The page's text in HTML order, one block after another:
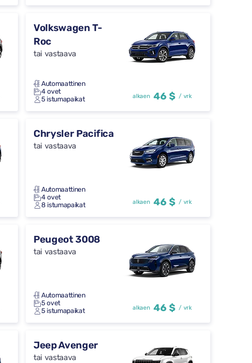
Volkswagen T-
Roc
tai vastaava
Automaattinen
4 ovet
5 istumapaikat
alkaen 46 $ / vrk
Chrysler Pacifica
tai vastaava
Automaattinen
4 ovet
8 istumapaikat
alkaen 46 $ / vrk
Peugeot 3008
tai vastaava
Automaattinen
5 ovet
5 istumapaikat
alkaen 46 $ / vrk
Jeep Avenger
tai vastaava